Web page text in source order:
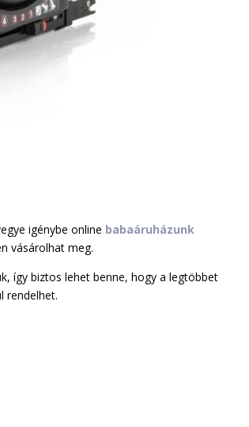
igénybe online babaáruházunk
vásárolhat meg.
így biztos lehet benne, hogy a legtöbbet
rendelhet.